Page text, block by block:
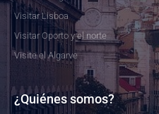
Visitar Lisboa
Visitar Oporto y el norte
Visite el Algarve
¿Quiénes somos?